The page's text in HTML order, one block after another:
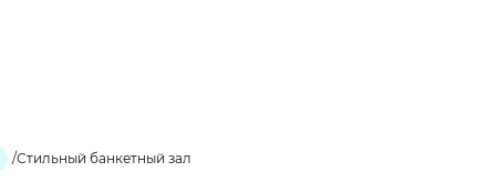
/Стильный банкетный зал